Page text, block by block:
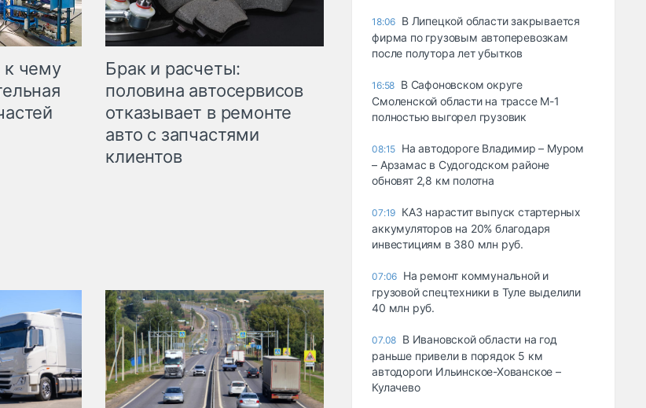
чему
Брак и расчеты:
половина автосервисов
отказывает в ремонте
авто с запчастями
клиентов
18:06 В Липецкой области закрывается
фирма по грузовым автоперевозкам
после полутора лет убытков
16:58 В Сафоновском округе
Смоленской области на трассе М-1
полностью выгорел грузовик
08:15 На автодороге Владимир – Муром
– Арзамас в Судогодском районе
обновят 2,8 км полотна
07:19 КАЗ нарастит выпуск стартерных
аккумуляторов на 20% благодаря
инвестициям в 380 млн руб.
07:06 На ремонт коммунальной и
грузовой спецтехники в Туле выделили
40 млн руб.
07.08 В Ивановской области на год
раньше привели в порядок 5 км
автодороги Ильинское-Хованское –
Кулачево